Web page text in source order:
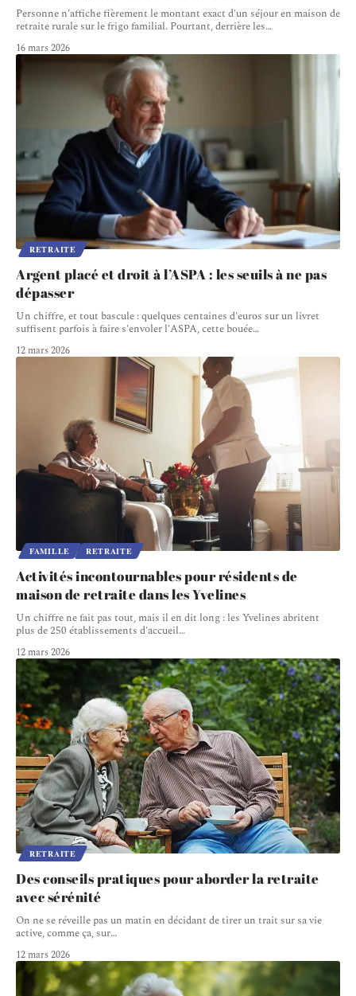
Personne n'affiche fièrement le montant exact d'un séjour en maison de
retraite rurale sur le frigo familial. Pourtant, derrière les…
16 mars 2026
RETRAITE
Argent placé et droit à l’ASPA : les seuils à ne pas
dépasser
Un chiffre, et tout bascule : quelques centaines d'euros sur un livret
suffisent parfois à faire s'envoler l'ASPA, cette bouée…
12 mars 2026
FAMILLE RETRAITE
Activités incontournables pour résidents de
maison de retraite dans les Yvelines
Un chiffre ne fait pas tout, mais il en dit long : les Yvelines abritent
plus de 250 établissements d'accueil…
12 mars 2026
RETRAITE
Des conseils pratiques pour aborder la retraite
avec sérénité
On ne se réveille pas un matin en décidant de tirer un trait sur sa vie
active, comme ça, sur…
12 mars 2026